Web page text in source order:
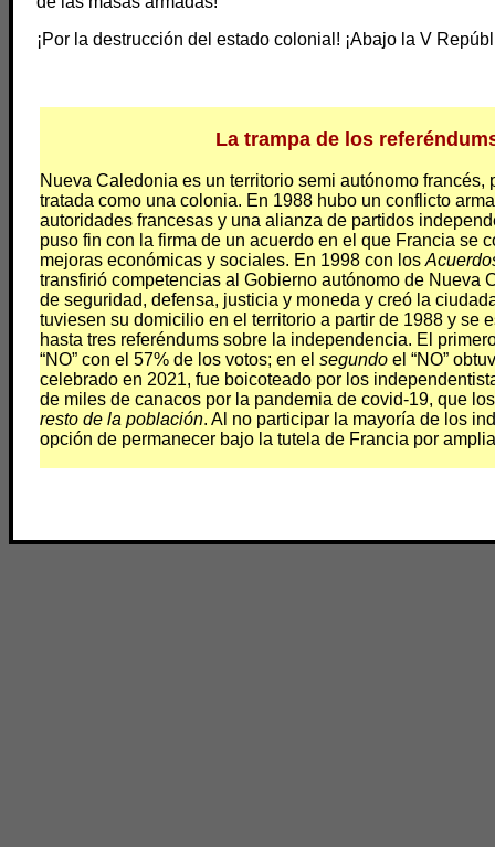
¡Por la destrucción del estado colonial! ¡Abajo la V
La trampa de los
Nueva Caledonia es un territorio semi autónomo francés,
tratada como una colonia. En 1988 hubo un conflicto
autoridades francesas y una alianza de partidos
puso fin con la firma de un acuerdo en el que Francia se
mejoras económicas y sociales. En 1998 con los
transfirió competencias al Gobierno autónomo de Nueva
de seguridad, defensa, justicia y moneda y creó la
tuviesen su domicilio en el territorio a partir de 1988 y se
hasta tres referéndums sobre la independencia. El
“NO” con el 57% de los votos; en elsegundo el “NO”
celebrado en 2021, fue boicoteado por los
de miles de canacos por la pandemia de covid-19, que
resto de la población. Al no participar la mayoría de los
opción de permanecer bajo la tutela de Francia por